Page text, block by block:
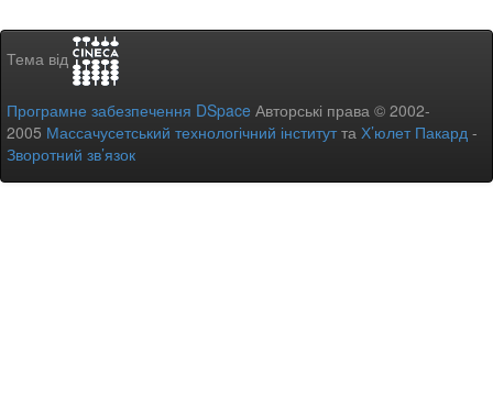
Тема від
Програмне забезпечення DSpace Авторські права © 2002-
2005 Массачусетський технологічний інститутта Х’юлет Пакард -
Зворотний зв’язок